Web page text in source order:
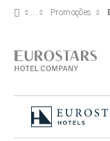
Promoções